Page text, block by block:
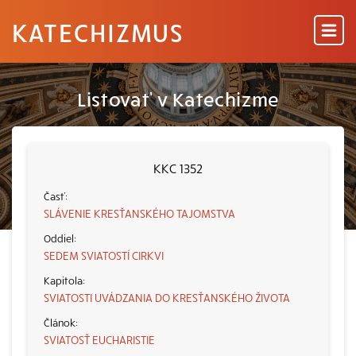
KATECHIZMUS
Listovať v Katechizme
KKC 1352
SLÁVENIE KRESŤANSKÉHO TAJOMSTVA
SEDEM SVIATOSTÍ CIRKVI
SVIATOSTI UVÁDZANIA DO KRESŤANSKÉHO ŽIVOTA
SVIATOSŤ EUCHARISTIE